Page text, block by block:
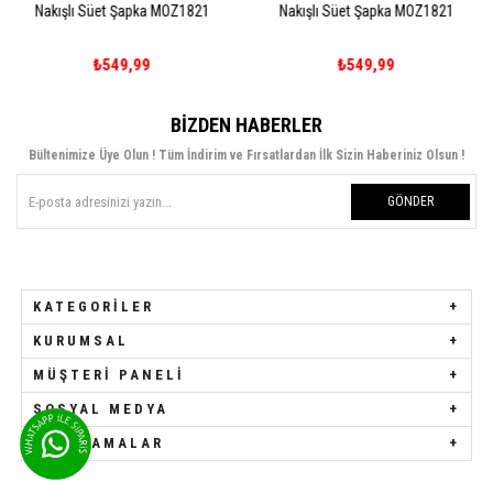
MOZ1821 Nakışlı Süet Şapka MOZ1821 Peluş Bucket
BIZDEN HABERLER
Bültenimize Üye Olun ! Tüm İndirim ve Fırsatlardan İlk Sizin Haberiniz Olsun !
GÖNDER
KATEGORILER
KURUMSAL
MÜŞTERI PANELI
SOSYAL MEDYA
UYGULAMALAR